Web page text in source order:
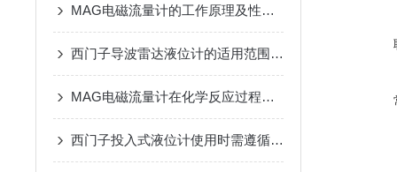
MAG电磁流量计的工作原理及性能特点
西门子导波雷达液位计的适用范围及使用注意事项
MAG电磁流量计在化学反应过程中测量腐蚀性液体的流量
西门子投入式液位计使用时需遵循哪些步骤？